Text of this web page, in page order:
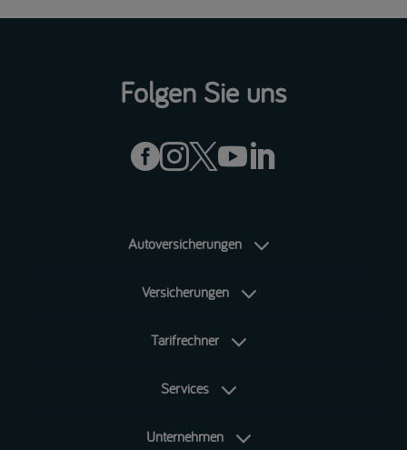
Folgen Sie uns

Autoversicherungen
Versicherungen
Tarifrechner
Services
Unternehmen